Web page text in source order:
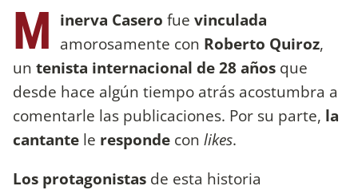
M inerva Casero fue vinculada
amorosamente con Roberto Quiroz,
un tenista internacional de 28 años que
desde hace algún tiempo atrás acostumbra a
comentarle las publicaciones. Por su parte, la
cantante le responde con likes.
Los protagonistas de esta historia